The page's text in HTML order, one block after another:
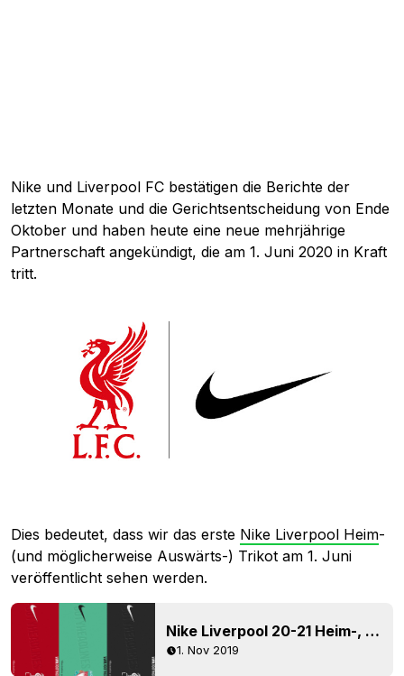
Nike und Liverpool FC bestätigen die Berichte der
letzten Monate und die Gerichtsentscheidung von Ende
Oktober und haben heute eine neue mehrjährige
Partnerschaft angekündigt, die am 1. Juni 2020 in Kraft
tritt.
Dies bedeutet, dass wir das erste Nike Liverpool Heim-
(und möglicherweise Auswärts-) Trikot am 1. Juni
veröffentlicht sehen werden.
Nike Liverpool 20-21 Heim-, Auswärts- & Ausweichtrikots - Infos Geleaked
1. Nov 2019